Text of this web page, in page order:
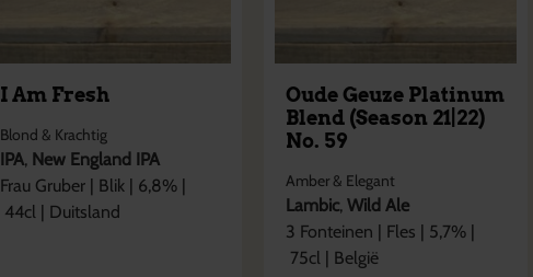
I Am Fresh
Blond & Krachtig
IPA, New England IPA
Frau Gruber | Blik | 6,8% |
44cl | Duitsland
Oude Geuze Platinum
Blend (Season 21|22)
No. 59
Amber & Elegant
Lambic, Wild Ale
3 Fonteinen | Fles | 5,7% |
75cl | België